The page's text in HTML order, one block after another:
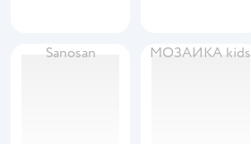
Sanosan МОЗАИКА kids